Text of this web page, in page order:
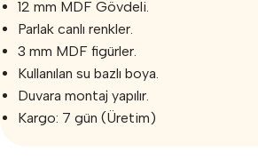
12 mm MDF Gövdeli.
Parlak canlı renkler.
3 mm MDF figürler.
Kullanılan su bazlı boya.
Duvara montaj yapılır.
Kargo: 7 gün (Üretim)